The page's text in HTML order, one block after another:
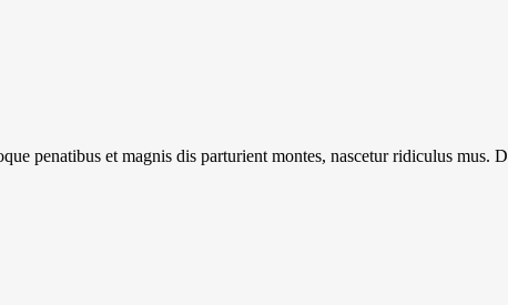
penatibus et magnis dis parturient montes, nascetur ridiculus mus.